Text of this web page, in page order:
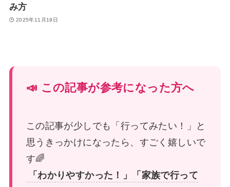
み方
2025年11月19日
📣 この記事が参考になった方へ
この記事が少しでも「行ってみたい！」と
思うきっかけになったら、すごく嬉しいで
す🌈
「わかりやすかった！」「家族で行って